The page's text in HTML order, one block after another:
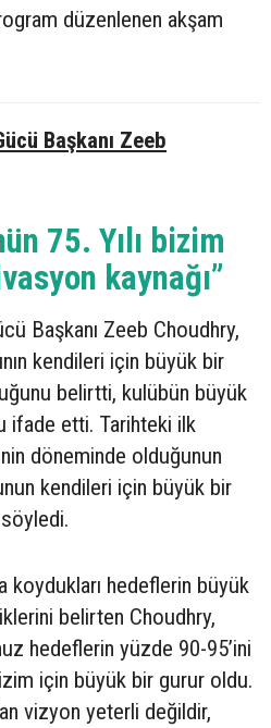
düzenlenen akşam
Başkanı Zeeb
75. Yılı bizim
kaynağı”
Başkanı Zeeb Choudhry,
kendileri için büyük bir
belirtti, kulübün büyük
ifade etti. Tarihteki ilk
döneminde olduğunun
kendileri için büyük bir
hedeflerin büyük
belirten Choudhry,
hedeflerin yüzde 90-95’ini
için büyük bir gurur oldu.
vizyon yeterli değildir,